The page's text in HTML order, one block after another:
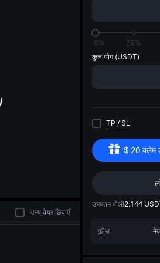
0% 25%
कुल योग (USDT)
TP / SL
$ 20 क्लेम
उच्चतम बोली2.144
फ़ीस
अन्य पेयर छिपाएँ